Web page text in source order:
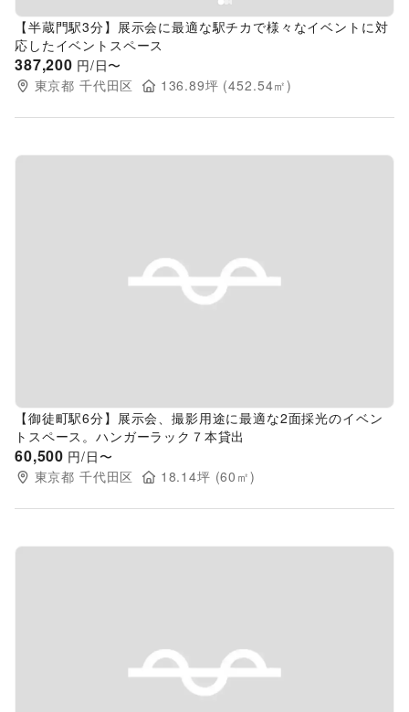
【半蔵門駅3分】展示会に最適な駅チカで様々なイベントに対
応したイベントスペース
387,200 円/日〜
東京都 千代田区 136.89坪 (452.54㎡)
Previous slide
【御徒町駅6分】展示会、撮影用途に最適な2面採光のイベン
トスペース。ハンガーラック７本貸出
60,500 円/日〜
東京都 千代田区 18.14坪 (60 ㎡)
Previous slide